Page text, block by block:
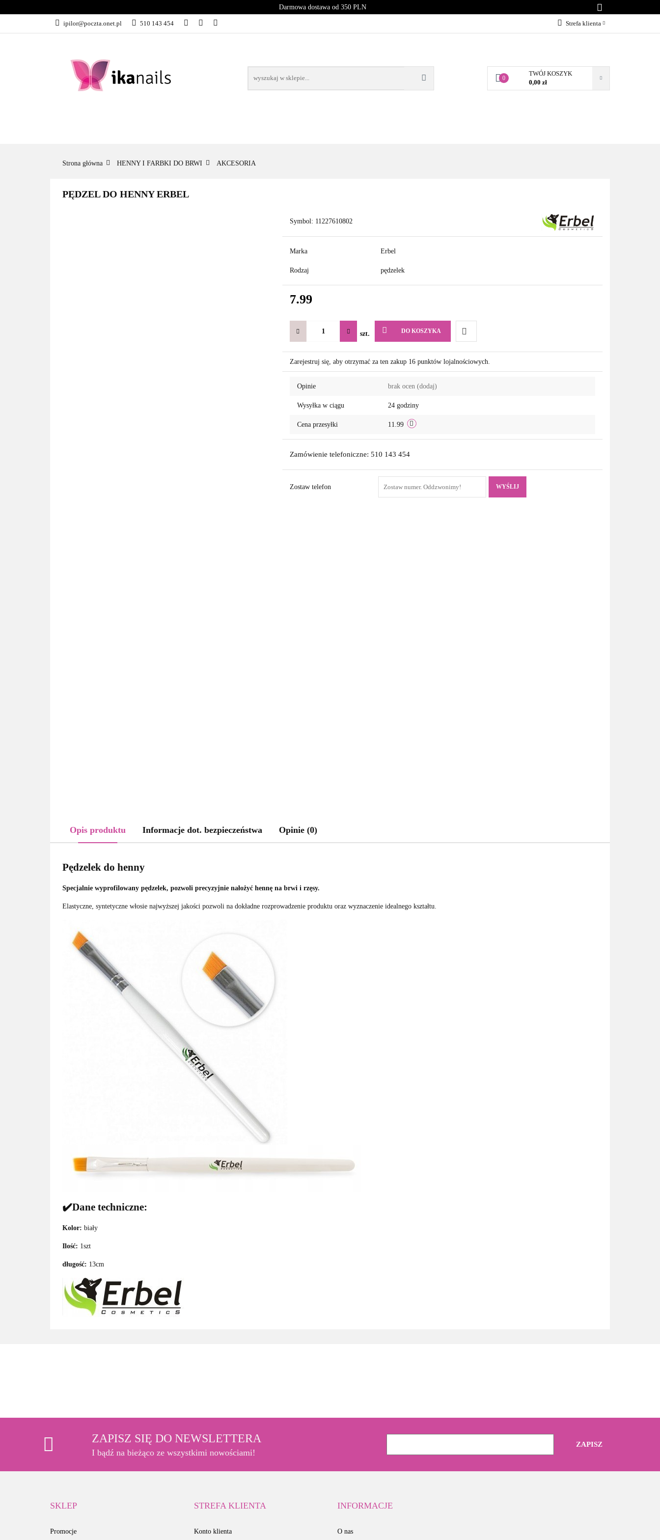
Darmowa dostawa od 350 PLN
ipilor@poczta.onet.pl 510 143 454 Strefa klienta
Dodaj zgłoszenie
Zgody cookies
0
TWÓJ KOSZYK
0,00 zł
KATEGORIE
Strona główna HENNY I FARBKI DO BRWI AKCESORIA
PĘDZEL DO HENNY ERBEL
Symbol: 11227610802
Marka Erbel
Rodzaj pędzelek
7.99
szt. DO KOSZYKA
Do
przechowalni
Zarejestruj się, aby otrzymać za ten zakup 16 punktów lojalnościowych.
Opinie brak ocen (dodaj)
Wysyłka w ciągu 24 godziny
Cena przesyłki 11.99
Zamówienie telefoniczne: 510 143 454
Zostaw telefon WYŚLIJ
Opis produktu Informacje dot. bezpieczeństwa Opinie (0)
Pędzelek do henny
Specjalnie wyprofilowany pędzelek, pozwoli precyzyjnie nałożyć hennę na brwi i rzęsy.
Elastyczne, syntetyczne włosie najwyższej jakości pozwoli na dokładne rozprowadzenie produktu oraz wyznaczenie idealnego kształtu.
✔️Dane techniczne:
Kolor: biały
Ilość: 1szt
długość: 13cm
ZAPISZ SIĘ DO NEWSLETTERA
I bądź na bieżąco ze wszystkimi nowościami!
SKLEP
Promocje
STREFA KLIENTA
Konto klienta
INFORMACJE
O nas